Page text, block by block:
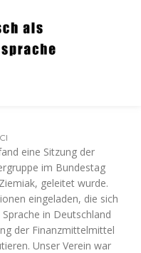
eine Sitzung der
im Bundestag
geleitet wurde.
eingeladen, die sich
in Deutschland
der Finanzmittelmittel
Unser Verein war